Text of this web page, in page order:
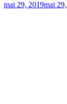
mai 29, 2019mai